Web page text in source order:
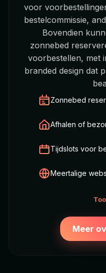
voor
bestelcommissie,
Bovendien
zonnebed
voorbestellen, met
branded design dat
Zonnebed
Afhalen of
Tijdslots voor
Meertalige
Meer